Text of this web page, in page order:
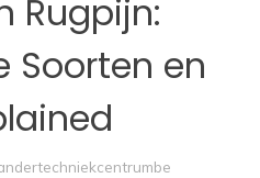
Rugpijn:
Soorten en